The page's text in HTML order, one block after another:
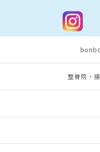
整骨院・